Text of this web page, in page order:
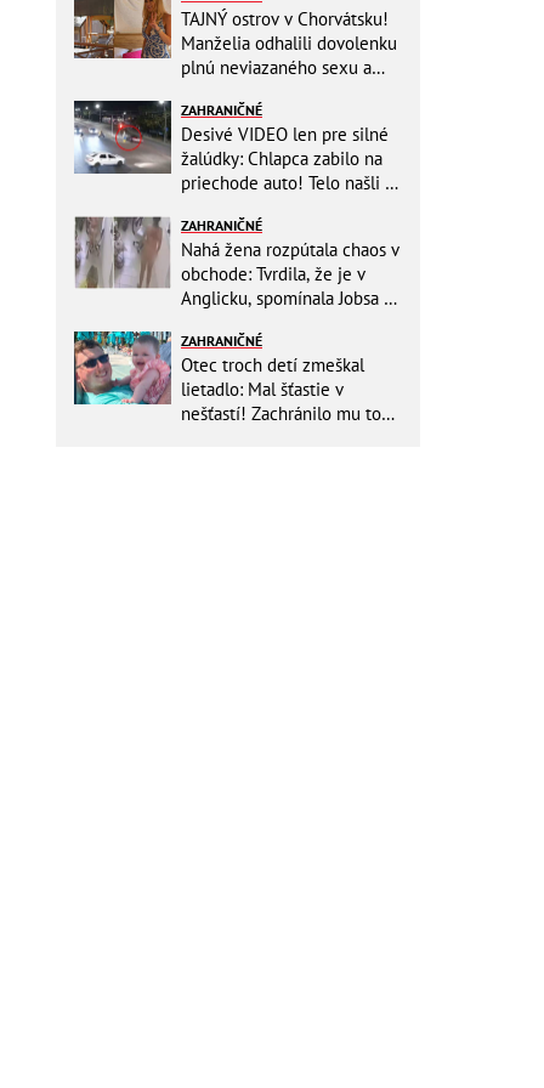
TAJNÝ ostrov v Chorvátsku!
Manželia odhalili dovolenku
plnú neviazaného sexu a
ZAHRANIČNÉ
Desivé VIDEO len pre silné
žalúdky: Chlapca zabilo na
priechode auto! Telo našli o
ZAHRANIČNÉ
Nahá žena rozpútala chaos v
obchode: Tvrdila, že je v
Anglicku, spomínala Jobsa aj
ZAHRANIČNÉ
Otec troch detí zmeškal
lietadlo: Mal šťastie v
nešťastí! Zachránilo mu to